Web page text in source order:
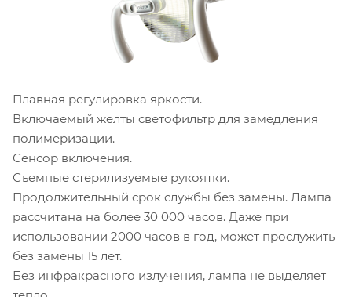
Плавная регулировка яркости.
Включаемый желты светофильтр для замедления
полимеризации.
Сенсор включения.
Съемные стерилизуемые рукоятки.
Продолжительный срок службы без замены. Лампа
рассчитана на более 30 000 часов. Даже при
использовании 2000 часов в год, может прослужить
без замены 15 лет.
Без инфракрасного излучения, лампа не выделяет